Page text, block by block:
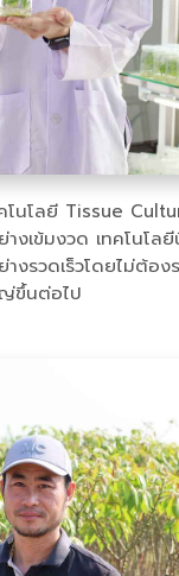
โนโลยี Tissue
เข้มงวด เทคโนโ
รวดเร็วโดยไม่
ญ่ขึ้นต่อไป